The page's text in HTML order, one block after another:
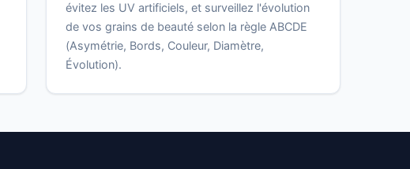
évitez les UV artificiels, et surveillez l'évolution
de vos grains de beauté selon la règle ABCDE
(Asymétrie, Bords, Couleur, Diamètre,
Évolution).